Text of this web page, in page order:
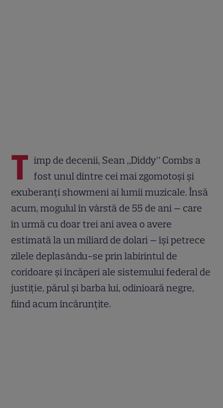
T imp de decenii, Sean „Diddy” Combs a
fost unul dintre cei mai zgomotoși și
exuberanți showmeni ai lumii muzicale. Însă
acum, mogulul în vârstă de 55 de ani — care
în urmă cu doar trei ani avea o avere
estimată la un miliard de dolari — își petrece
zilele deplasându-se prin labirintul de
coridoare și încăperi ale sistemului federal de
justiție, părul și barba lui, odinioară negre,
fiind acum încărunțite.